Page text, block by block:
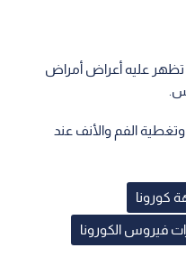
عليه أعراض أمراض
الفم والأنف عند
كورونا
فيروس الكورونا